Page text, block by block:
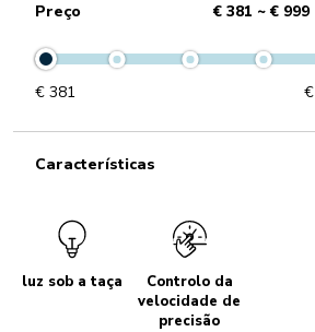
Preço € 381 ~ € 999
€ 381 €
Características
luz sob a taça
Controlo da
velocidade de
precisão